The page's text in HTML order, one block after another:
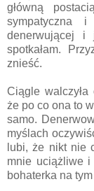
główną
sympatyczna
denerwującej i
spotkałam.
znieść.
Ciągle walczyła
że po co ona to
samo.
myślach
lubi, że nikt nie
mnie uciążliwe
bohaterka na